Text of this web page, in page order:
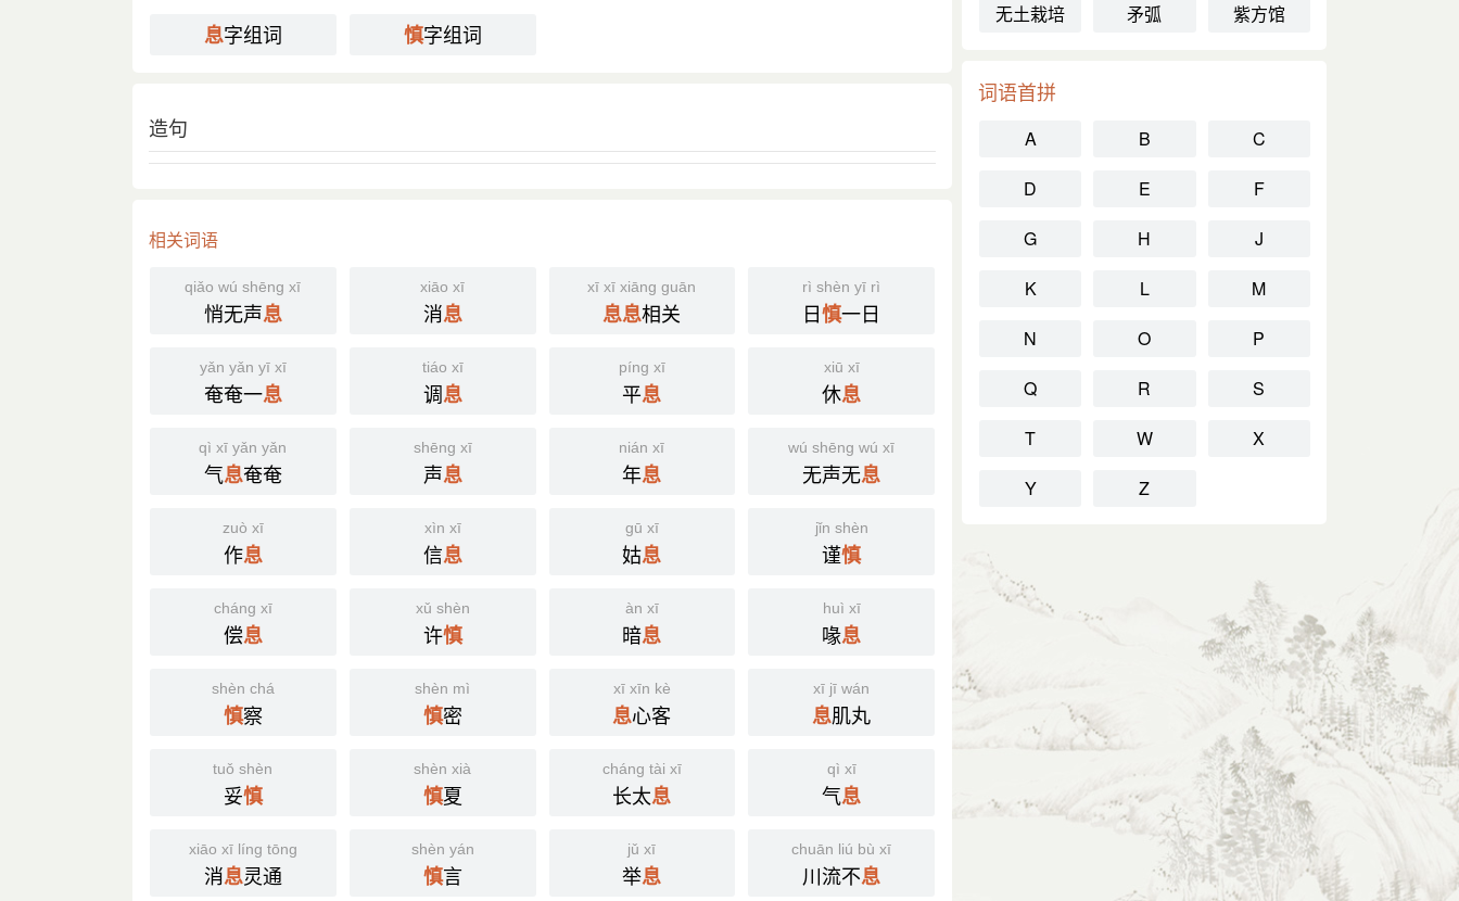
息字组词 慎字组词
造句
相关词语
qiǎo wú shēng xī
悄无声息
xiāo xī
消息
xī xī xiāng guān
息息相关
rì shèn yī rì
日慎一日
yǎn yǎn yī xī
奄奄一息
tiáo xī
调息
píng xī
平息
xiū xī
休息
qì xī yǎn yǎn
气息奄奄
shēng xī
声息
nián xī
年息
wú shēng wú xī
无声无息
zuò xī
作息
xìn xī
信息
gū xī
姑息
jǐn shèn
谨慎
cháng xī
偿息
xǔ shèn
许慎
àn xī
暗息
huì xī
喙息
shèn chá
慎察
shèn mì
慎密
xī xīn kè
息心客
xī jī wán
息肌丸
tuǒ shèn
妥慎
shèn xià
慎夏
cháng tài xī
长太息
qì xī
气息
xiāo xī líng tōng
消息灵通
shèn yán
慎言
jǔ xī
举息
chuān liú bù xī
川流不息
无土栽培
矛弧 紫方馆
词语首拼
A B
C
D
E
F
G
H
J
K
L
M
N
O
P
Q
R
S
T
W
X
Y
Z